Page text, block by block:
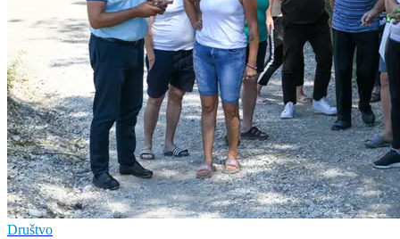
Društvo